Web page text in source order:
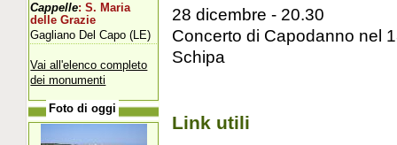
28 dicembre - 20.30
Concerto di Capodanno nel
Schipa
Link utili
Cappelle: S. Maria
delle Grazie
Gagliano Del Capo (LE)
Vai all'elenco completo
dei monumenti
Foto di oggi